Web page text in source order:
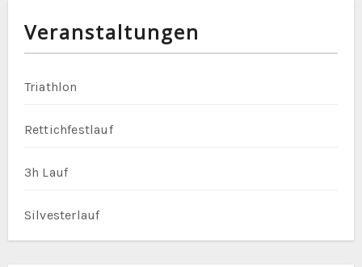
Veranstaltungen
Triathlon
Rettichfestlauf
3h Lauf
Silvesterlauf